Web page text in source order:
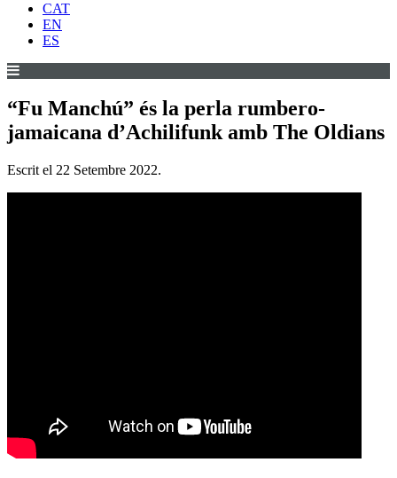
CAT
EN
ES
“Fu Manchú” és la perla rumbero-
jamaicana d’Achilifunk amb The Oldians
Escrit el 22 Setembre 2022.